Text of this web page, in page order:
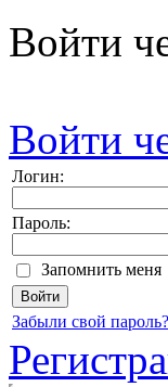
Войти
Войти
Логин:
Пароль:
Запомнить меня
Забыли свой пароль?